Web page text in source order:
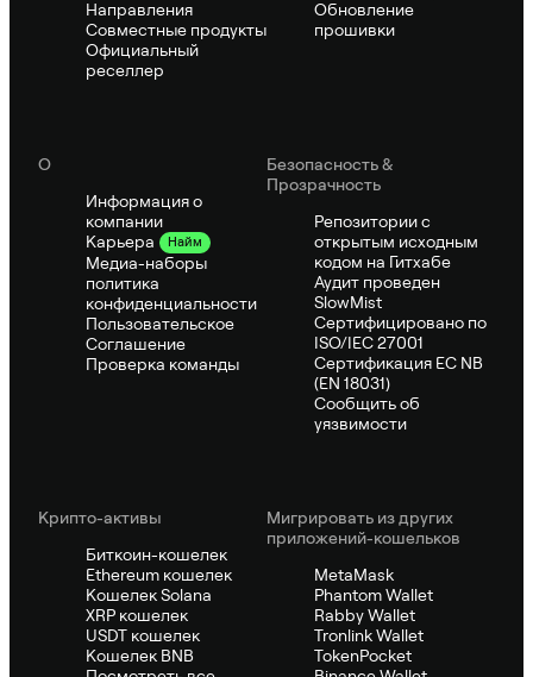
Направления
Совместные продукты
Официальный
реселлер
Обновление
прошивки
О
Информация о
компании
Карьера
Найм
Медиа-наборы
политика
конфиденциальности
Пользовательское
Соглашение
Проверка команды
Безопасность &
Прозрачность
Репозитории с
открытым исходным
кодом на Гитхабе
Аудит проведен
SlowMist
Сертифицировано по
ISO/IEC 27001
Сертификация ЕС NB
(EN 18031)
Сообщить об
уязвимости
Крипто-активы
Биткоин-кошелек
Ethereum кошелек
Кошелек Solana
XRP кошелек
USDT кошелек
Кошелек BNB
Мигрировать из других
приложений-кошельков
MetaMask
Phantom Wallet
Rabby Wallet
Tronlink Wallet
TokenPocket